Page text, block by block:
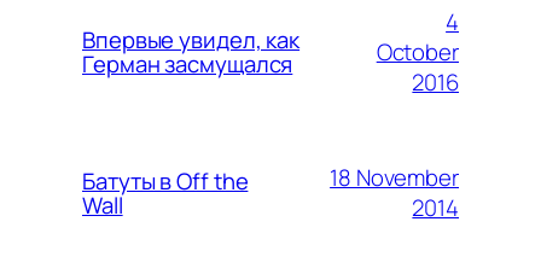
Впервые увидел, как
Герман засмущался
4
October
2016
Батуты в Off the
Wall
18 November
2014